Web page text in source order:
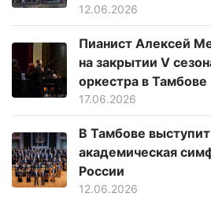
12.06.2026
Пианист Алексей
на закрытии V
оркестра в Тамбове
17.06.2026
В Тамбове
академическая
России
12.06.2026